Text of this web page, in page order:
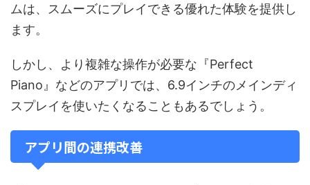
ムは、スムーズにプレイできる優れた体験を提供し
ます。
しかし、より複雑な操作が必要な『Perfect
Piano』などのアプリでは、6.9インチのメインディ
スプレイを使いたくなることもあるでしょう。
アプリ間の連携改善